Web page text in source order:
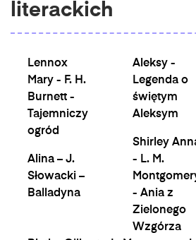
literackich
Lennox
Mary - F. H.
Burnett -
Tajemniczy
ogród
Alina – J.
Słowacki –
Balladyna
Aleksy -
Legenda o
świętym
Aleksym
Shirley
- L. M.
- Ania z
Zielonego
Wzgórza